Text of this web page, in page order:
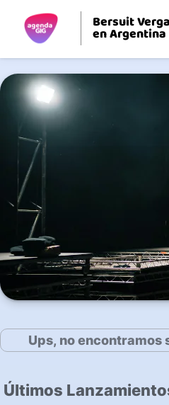
Bersuit
en Argentina
Ups, no encontramos
Últimos